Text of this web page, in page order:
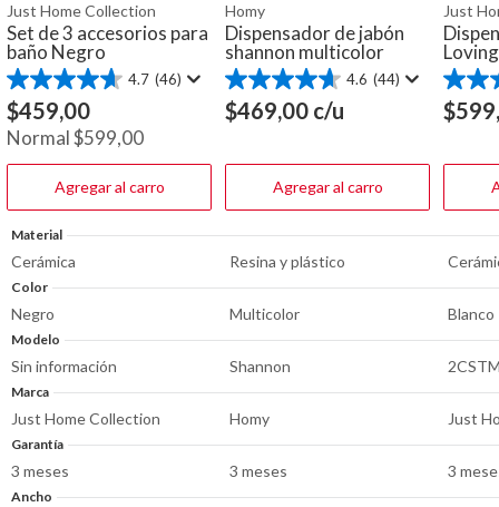
Just Home Collection
Set de 3 accesorios para
baño Negro
4.7 (46)
4.7
de
5
estrellas.
$459,00
Normal$599,00
Agregar al carro
Homy
Dispensador de jabón
shannon multicolor
4.6 (44)
4.6
de
5
$469,00 c/u
Agregar al carro
Just
4.8
de
5
$
Material
Cerámica Resina y plástico
Color
Negro Multicolor Blanco
Modelo
Sin información Shannon
Marca
Just Home Collection Homy Just
Garantía
3 meses 3 meses 3
Ancho